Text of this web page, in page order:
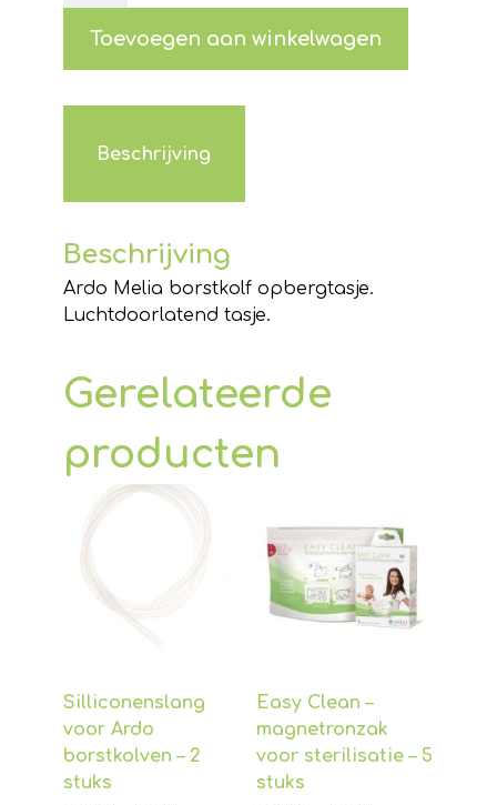
opbergtasje
aantal
Toevoegen aan winkelwagen
Beschrijving
Beschrijving
Ardo Melia borstkolf opbergtasje.
Luchtdoorlatend tasje.
Gerelateerde
producten
Silliconenslang
voor Ardo
borstkolven – 2
stuks
Easy Clean –
magnetronzak
voor sterilisatie – 5
stuks